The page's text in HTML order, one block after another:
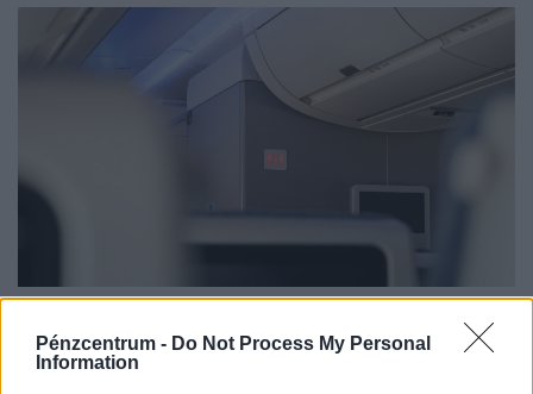
Pénzcentrum - Do Not Process My Personal
Information
korábban jelezhetik a következő világjárványt
a repülőgépek